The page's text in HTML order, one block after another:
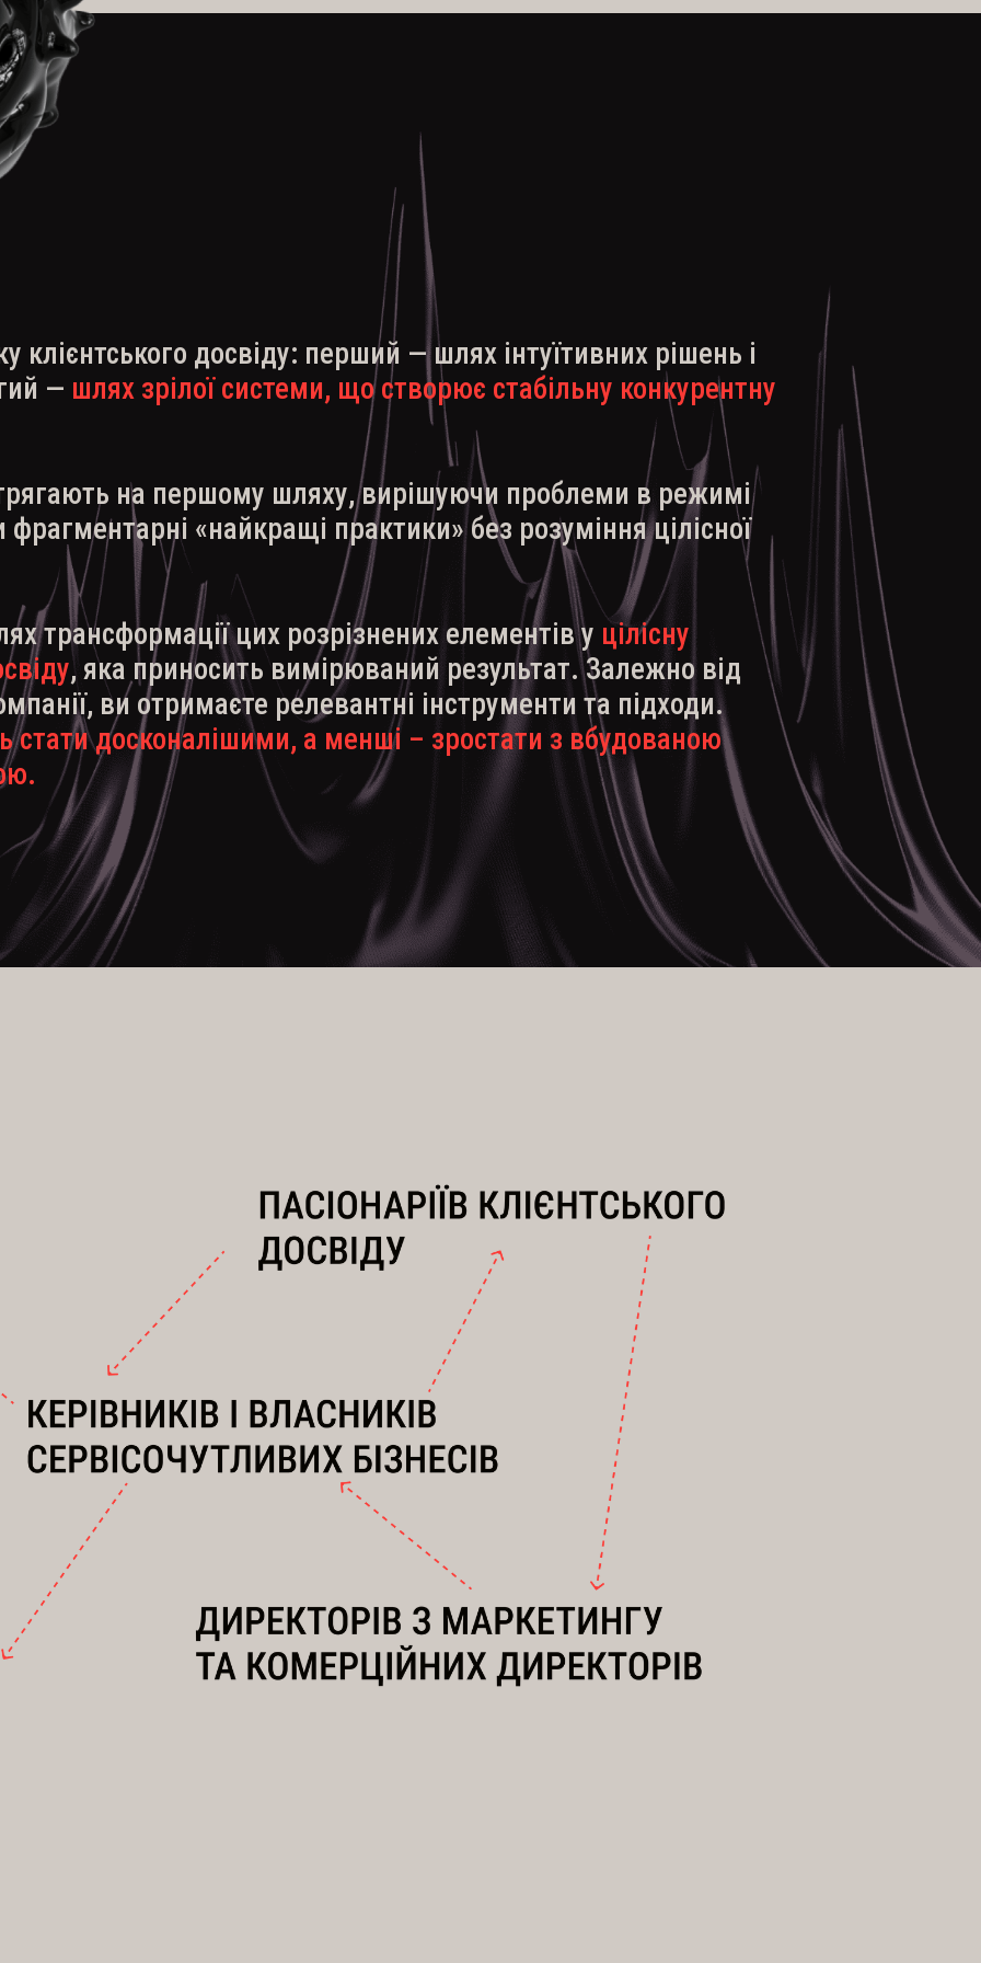
клієнтського досвіду: перший — шлях інтуїтивних рішень і
— шлях зрілої системи, що створює стабільну конкурентну
на першому шляху, вирішуючи проблеми в режимі
«найкращі практики» без розуміння цілісної
трансформації цих розрізнених елементів у цілісну
, яка приносить вимірюваний результат. Залежно від
ви отримаєте релевантні інструменти та підходи.
статидосконалішими, а менші – зростати з вбудованою